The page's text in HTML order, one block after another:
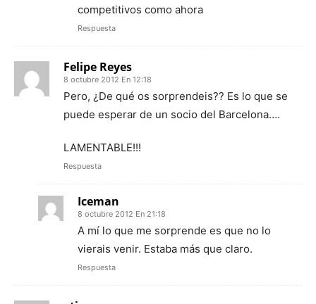
competitivos como ahora
Respuesta
Felipe Reyes
8 octubre 2012 En 12:18
Pero, ¿De qué os sorprendeis?? Es lo que se
puede esperar de un socio del Barcelona….
LAMENTABLE!!!
Respuesta
Iceman
8 octubre 2012 En 21:18
A mí lo que me sorprende es que no lo
vierais venir. Estaba más que claro.
Respuesta